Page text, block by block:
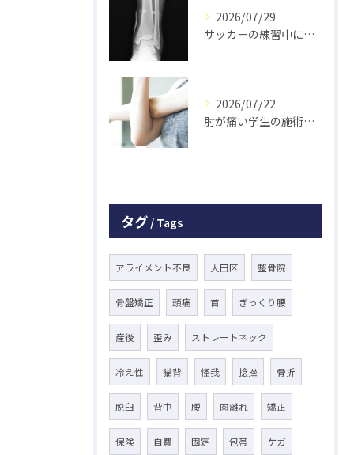
2026/07/29
サッカーの練習中に足の怪我をした学生の初回対応と施術 大鳥居にある整骨院
2026/07/22
肘が痛い学生の施術 大鳥居にある整骨院
タグ Tags
アライメント不良 大田区 整骨院
骨盤矯正 頭痛 首 ぎっくり腰
産後 歪み ストレートネック
冷え性 猫背 怪我 捻挫 骨折
脱臼 背中 腰 肉離れ 矯正
保険 自費 固定 包帯 ケガ